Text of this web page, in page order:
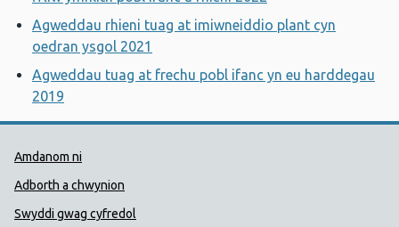
Agweddau rhieni tuag at imiwneiddio plant cyn
oedran ysgol 2021
Agweddau tuag at frechu pobl ifanc yn eu harddegau
2019
Dolenni Cymorth Iechyd
Amdanom ni
Adborth a chwynion
Swyddi gwag cyfredol